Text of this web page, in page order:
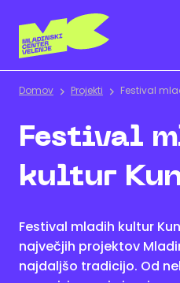
Domov Projekti Festival
Festival
kultur
Festival mladih kultur
največjih projektov
najdaljšo tradicijo. Od